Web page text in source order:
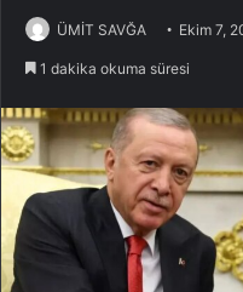
ÜMİT SAVĞA Ekim 7,
1 dakika okuma süresi